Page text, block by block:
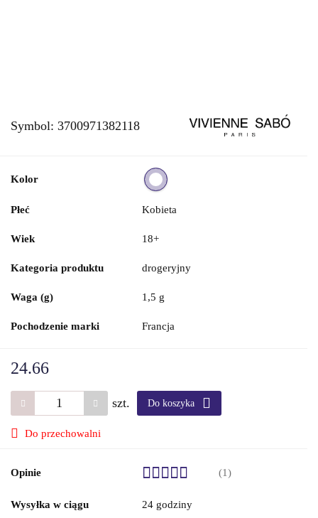
Symbol: 3700971382118
Kolor
Płeć Kobieta
Wiek 18+
Kategoria produktu drogeryjny
Waga (g) 1,5 g
Pochodzenie marki Francja
24.66
szt. Do koszyka
Do przechowalni
Opinie (1)
Wysyłka w ciągu 24 godziny